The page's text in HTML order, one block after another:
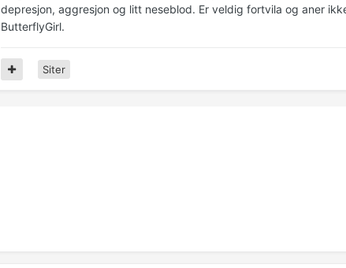
depresjon, aggresjon og litt neseblod. Er veldig fortvila og aner
ButterflyGirl.
Siter